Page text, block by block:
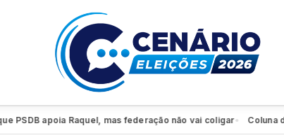
Raquel, mas federação não vai coligar● Coluna da sexta: